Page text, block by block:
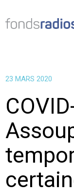
23 MARS 2020